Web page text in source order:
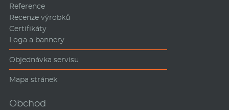
Reference
Recenze výrobků
Certifikáty
Loga a bannery
Objednávka servisu
Mapa stránek
Obchod